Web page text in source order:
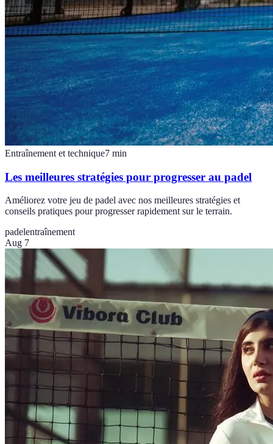
Entraînement et technique7 min
Les meilleures stratégies pour progresser au padel
Améliorez votre jeu de padel avec nos meilleures stratégies et
conseils pratiques pour progresser rapidement sur le terrain.
padelentraînement
Aug 7